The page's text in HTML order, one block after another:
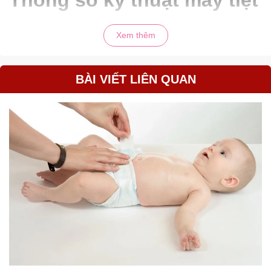
trùng UV xách tay MB 102
Tên sản phẩm: Máy tiệt trùng UV xách tay
Nhãn hiệu: Moaz BéBé
Nguồn điện đầu vào: 5V = 2A
Dung lượng pin: 6000mAh – 3.7V
Dung tích: 4L
Chất liệu: ABS, PP, inox
Tiêu chuẩn: GB4706.1-2005
Công dụng máy tiệt trùng
UV xách tay MB – 102
MB102 là sản phẩm máy tiệt trùng bình sữa và vật dụng nhỏ của
bé bằng tia UV, có tác dụng loại bỏ những vi khuẩn gây hại bám
Xem thêm
BÀI VIẾT LIÊN QUAN